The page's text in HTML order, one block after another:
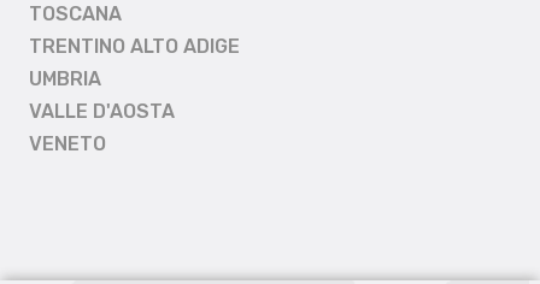
TOSCANA
TRENTINO ALTO ADIGE
UMBRIA
VALLE D'AOSTA
VENETO